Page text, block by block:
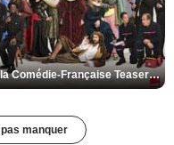
De la Comédie-Française Teaser VF
manquer